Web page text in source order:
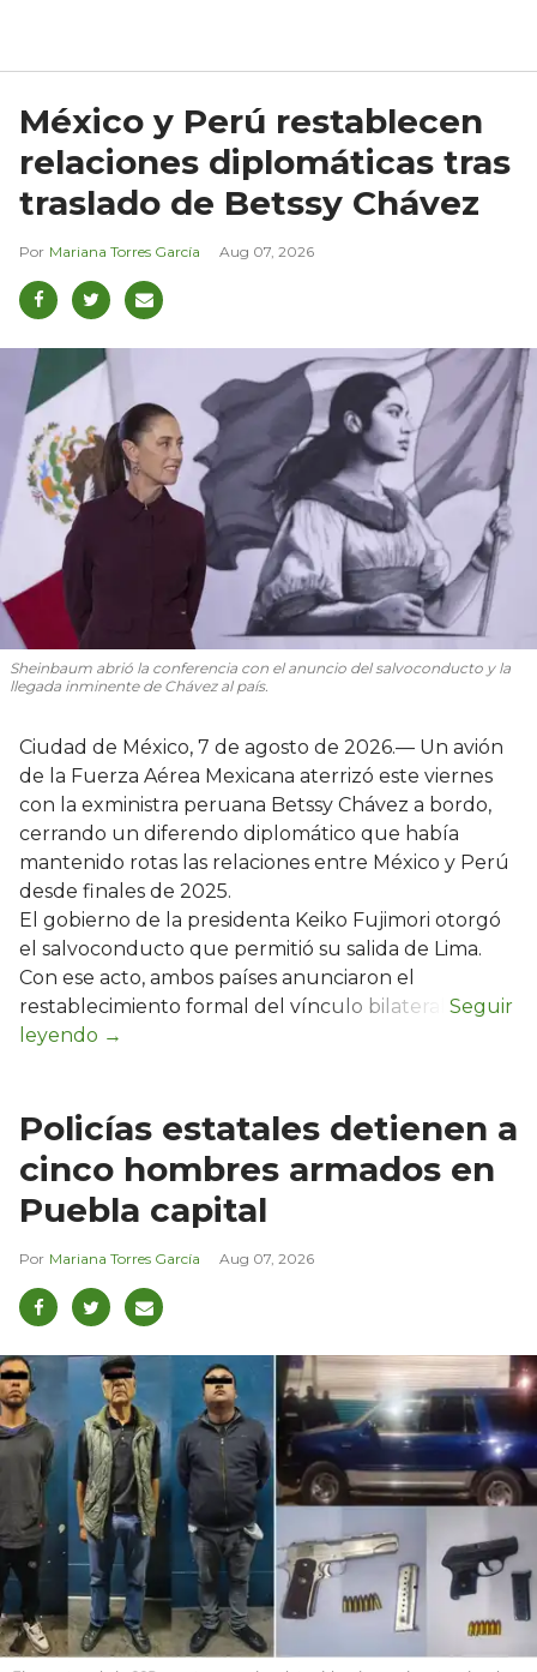
México y Perú restablecen
relaciones diplomáticas tras
traslado de Betssy Chávez
Mariana Torres García Aug 07, 2026
Sheinbaum abrió la conferencia con el anuncio del salvoconducto y la
llegada inminente de Chávez al país.
Ciudad de México, 7 de agosto de 2026.— Un avión
de la Fuerza Aérea Mexicana aterrizó este viernes
con la exministra peruana Betssy Chávez a bordo,
cerrando un diferendo diplomático que había
mantenido rotas las relaciones entre México y Perú
desde finales de 2025.
El gobierno de la presidenta Keiko Fujimori otorgó
el salvoconducto que permitió su salida de Lima.
Con ese acto, ambos países anunciaron el
restablecimiento formal del vínculo bilateral.
Policías estatales detienen a
cinco hombres armados en
Puebla capital
Mariana Torres García Aug 07, 2026